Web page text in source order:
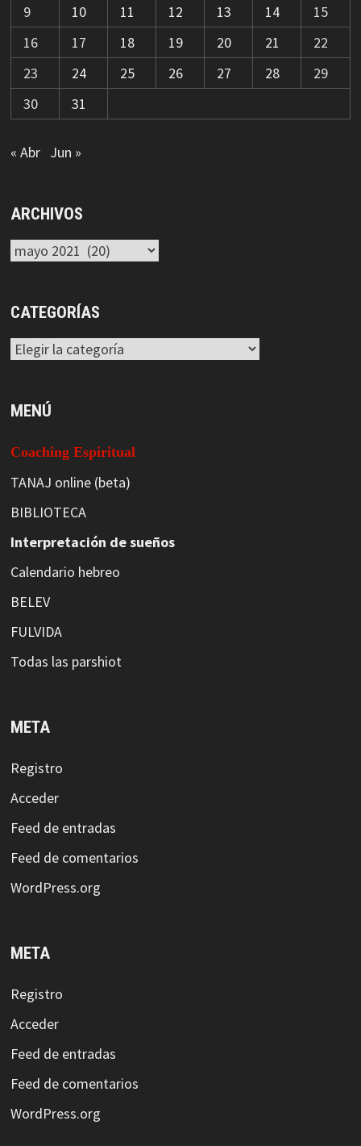
9
10 11 12 13 14
15
16
17 18 19 20 21
22
23
24 25 26 27 28
29
30
31
« Abr Jun »
ARCHIVOS
Archivos
CATEGORÍAS
Categorías
MENÚ
Coaching Espiritual
TANAJ online (beta)
BIBLIOTECA
Interpretación de sueños
Calendario hebreo
BELEV
FULVIDA
Todas las parshiot
META
Registro
Acceder
Feed de entradas
Feed de comentarios
WordPress.org
META
Registro
Acceder
Feed de entradas
Feed de comentarios
WordPress.org